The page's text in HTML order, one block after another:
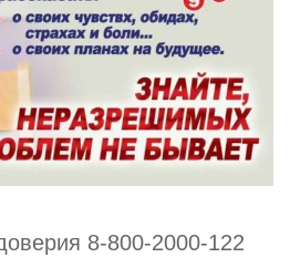
8-800-2000-122